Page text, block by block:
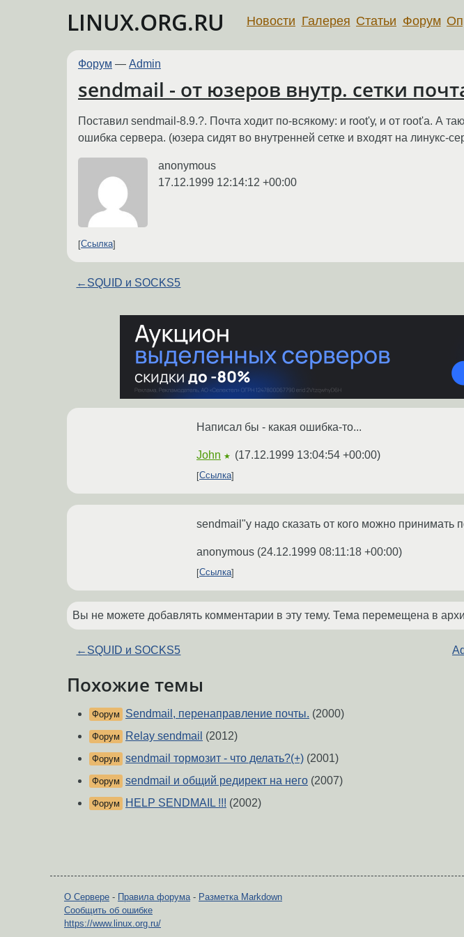
LINUX.ORG.RU Новости Галерея Статьи Форум
Форум — Admin
sendmail - от юзеров внутр. сетки
Поставил sendmail-8.9.?. Почта ходит по-всякому: и root'у, и от root'а. А
ошибка сервера. (юзера сидят во внутренней сетке и входят на линукс-
anonymous
17.12.1999 12:14:12 +00:00
Ссылка
← SQUID и SOCKS5
Написал бы - какая ошибка-то...
John ★ (17.12.1999 13:04:54 +00:00)
Ссылка
sendmail"у надо сказать от кого можно
anonymous (24.12.1999 08:11:18 +00:00)
Ссылка
Вы не можете добавлять комментарии в эту тему. Тема перемещена в
← SQUID и SOCKS5
Похожие темы
Форум Sendmail, перенаправление почты. (2000)
Форум Relay sendmail (2012)
Форум sendmail тормозит - что делать?(+) (2001)
Форум sendmail и общий редирект на него (2007)
Форум HELP SENDMAIL !!! (2002)
О Сервере - Правила форума- Разметка Markdown
Сообщить об ошибке
https://www.linux.org.ru/